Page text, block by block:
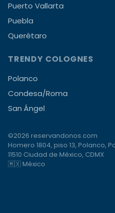
Puerto Vallarta
Puebla
Querétaro
TRENDY COLOGNES
Polanco
Condesa/Roma
San Ángel
©2026 reservandonos.com
Homero 1804, piso 13, Polanco,
11510 Ciudad de México, CDMX
🇲🇽 México